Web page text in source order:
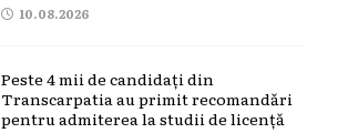
10.08.2026
Peste 4 mii de candidați din
Transcarpatia au primit recomandări
pentru admiterea la studii de licență